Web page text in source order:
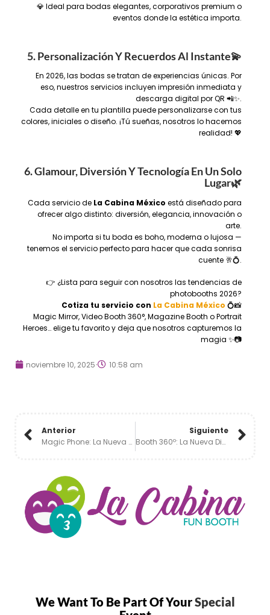
💎 Ideal para bodas elegantes, corporativos premium o
eventos donde la estética importa.
5. Personalización Y Recuerdos Al Instante💫
En 2026, las bodas se tratan de experiencias únicas. Por
eso, nuestros servicios incluyen impresión inmediata y
descarga digital por QR 📲✨.
Cada detalle en tu plantilla puede personalizarse con tus
colores, iniciales o diseño. ¡Tú sueñas, nosotros lo hacemos
realidad! 💖
6. Glamour, Diversión Y Tecnología En Un Solo
Lugar🌿
Cada servicio de La Cabina México está diseñado para
ofrecer algo distinto: diversión, elegancia, innovación o
arte.
No importa si tu boda es boho, moderna o lujosa —
tenemos el servicio perfecto para hacer que cada sonrisa
cuente 🥂💍.
👉 ¿Lista para seguir con nosotros las tendencias de
photobooths 2026?
Cotiza tu servicio con La Cabina México 💍📸
Magic Mirror, Video Booth 360°, Magazine Booth o Portrait
Heroes… elige tu favorito y deja que nosotros capturemos la
magia ✨📷
noviembre 10, 2025 10:58 am
Anterior
Magic Phone: La Nueva Forma De Capturar Recuerdos Con Estilo Y Magia 📱✨
Siguiente
Booth 360º: La Nueva Dimensión De Diversión En Los Eventos De México 🌀✨
We Want To Be Part Of YourSpecial